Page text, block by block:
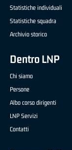
Statistiche individuali
Statistiche squadra
Archivio storico
Dentro LNP
Chi siamo
Persone
Albo corso dirigenti
LNP Servizi
Contatti